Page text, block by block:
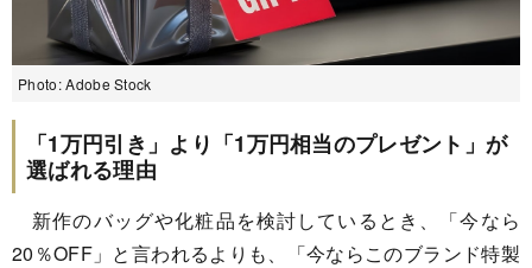
Photo: Adobe Stock
「1万円引き」より「1万円相当のプレゼント」が
選ばれる理由
新作のバッグや化粧品を検討しているとき、「今なら
20％OFF」と言われるよりも、「今ならこのブランド特製